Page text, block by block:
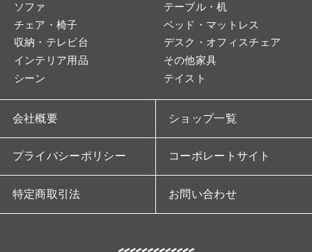
会社概要 ショップ一覧
プライバシーポリシー コーポレートサイト
特定商取引法 お問い合わせ
ソファ
テーブル・机
チェア・椅子
ベッド・マットレス
収納・テレビ台
デスク・オフィスチェア
インテリア用品
その他家具
シーン
テイスト